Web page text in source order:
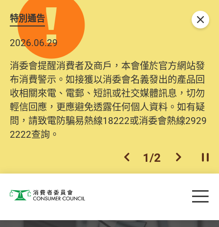
特別通告
2026.06.29
消委會提醒消費者及商戶，本會僅於官方網站發
布消費警示。如接獲以消委會名義發出的產品回
收相關來電、電郵、短訊或社交媒體訊息，切勿
輕信回應，更應避免透露任何個人資料。如有疑
問，請致電防騙易熱線18222或消委會熱線2929
2222查詢。
上一個
1/2 下一個開
關閉
消費者委員會 目